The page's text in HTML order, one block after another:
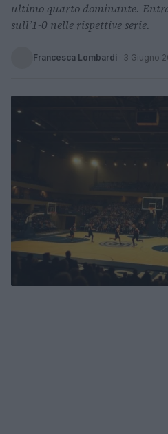
ultimo quarto dominante.
sull’1-0 nelle rispettive serie.
Francesca Lombardi · 3 Giugno